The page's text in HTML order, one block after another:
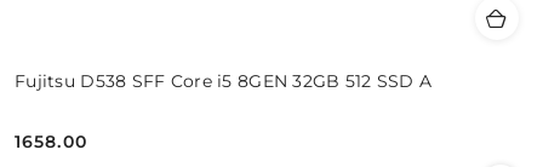
Fujitsu D538 SFF Core i5 8GEN 32GB 512 SSD A
Cena:
1658.00